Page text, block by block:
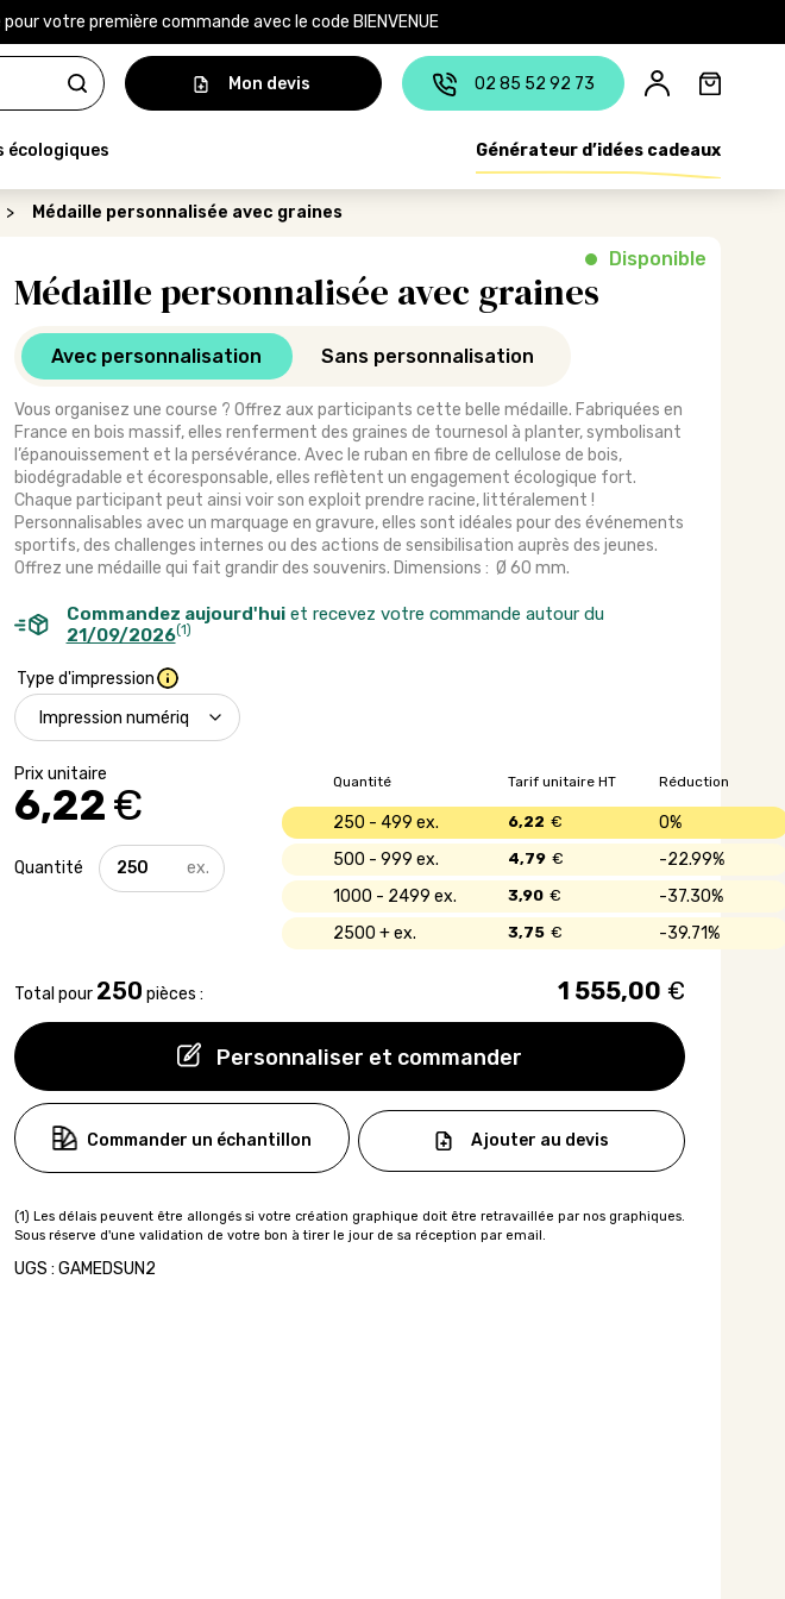
votre première commande avec le code BIENVENUE
Mon devis
02 85 52 92 73
écologiques Générateur d’idées cadeaux
> Médaille personnalisée avec graines
Médaille personnalisée avec graines
Disponible
Avec personnalisation Sans personnalisation
Vous organisez une course ? Offrez aux participants cette belle médaille. Fabriquées en
France en bois massif, elles renferment des graines de tournesol à planter, symbolisant
l’épanouissement et la persévérance. Avec le ruban en fibre de cellulose de bois,
biodégradable et écoresponsable, elles reflètent un engagement écologique fort.
Chaque participant peut ainsi voir son exploit prendre racine, littéralement !
Personnalisables avec un marquage en gravure, elles sont idéales pour des événements
sportifs, des challenges internes ou des actions de sensibilisation auprès des jeunes.
Offrez une médaille qui fait grandir des souvenirs. Dimensions : Ø 60 mm.
Commandez aujourd'huiet recevez votre commande autour du
21/09/2026(1)
Type d'impression
6,22€
Personnaliser et commander
quantité
de
Quantité Réduction
Tarif unitaire HT
250 - 499 0%
6,22 €
500 - 999 22.99%
4,79 €
1000 - 2499 37.30%
3,90 €
2500 + 39.71%
3,75 €
Total pour 250 pièces : 1 555,00 €
Commander un échantillon Ajouter au devis
UGS : GAMEDSUN2